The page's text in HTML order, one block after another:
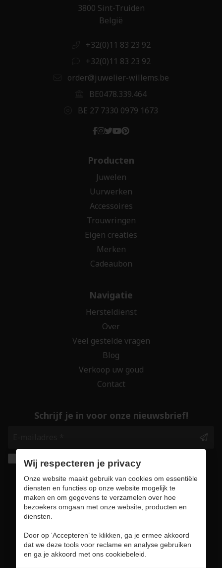
3800 Sint-Truiden
België
+32(0)11 83 23 92
+32(0)11 83 23 92
order@juwelier-willems.be
BE0478.339.464
BE 27 7330 0979 1673
Producten
Juwelen
Uurwerken
Accessoires
Trouwringen
Eigen creaties
Merken
Cadeaubon
Navigatie
Hersteldienst
Over
Veel gestelde vragen
Blog
Verkoop uw goud
Contact
Schrijf je in voor onze nieuwsbrief!
Ik geef de toestemming om mijn gegevens te
bewaren en verwerken zoals aangegeven in
onzeprivacy statement. *
Wij respecteren je privacy
Onze website maakt gebruik van cookies om essentiële
diensten en functies op onze website mogelijk te
maken en om gegevens te verzamelen over hoe
bezoekers omgaan met onze website, producten en
diensten.
Door op ‘Accepteren’ te klikken, ga je ermee akkoord
dat we deze tools voor reclame en analyse gebruiken
en ga je akkoord met ons cookiebeleid.